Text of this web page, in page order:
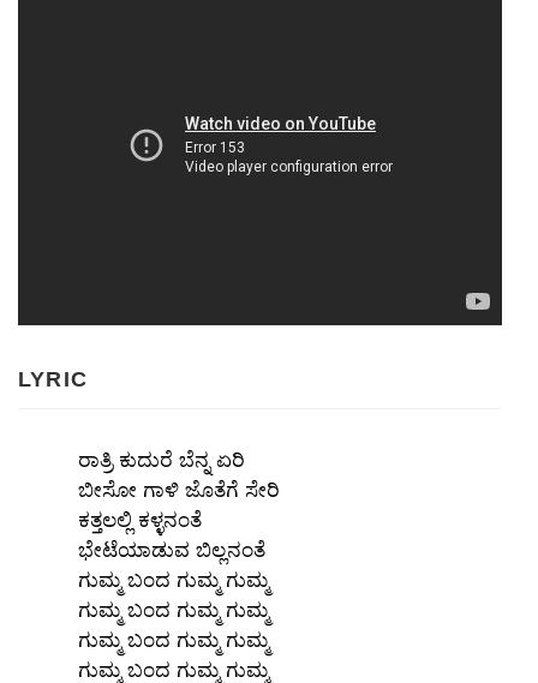
LYRIC
ರಾತ್ರಿ ಕುದುರೆ ಬೆನ್ನ ಏರಿ
ಬೀಸೋ ಗಾಳಿ ಜೊತೆಗೆ ಸೇರಿ
ಕತ್ತಲಲ್ಲಿ ಕಳ್ಳನಂತೆ
ಭೇಟೆಯಾಡುವ ಬಿಲ್ಲನಂತೆ
ಗುಮ್ಮ ಬಂದ ಗುಮ್ಮ ಗುಮ್ಮ
ಗುಮ್ಮ ಬಂದ ಗುಮ್ಮ ಗುಮ್ಮ
ಗುಮ್ಮ ಬಂದ ಗುಮ್ಮ ಗುಮ್ಮ
ಗುಮ್ಮ ಬಂದ ಗುಮ್ಮ ಗುಮ್ಮ